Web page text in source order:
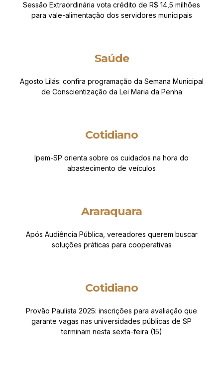
Sessão Extraordinária vota crédito de R$ 14,5 milhões
para vale-alimentação dos servidores municipais
Saúde
Agosto Lilás: confira programação da Semana Municipal
de Conscientização da Lei Maria da Penha
Cotidiano
Ipem-SP orienta sobre os cuidados na hora do
abastecimento de veículos
Araraquara
Após Audiência Pública, vereadores querem buscar
soluções práticas para cooperativas
Cotidiano
Provão Paulista 2025: inscrições para avaliação que
garante vagas nas universidades públicas de SP
terminam nesta sexta-feira (15)